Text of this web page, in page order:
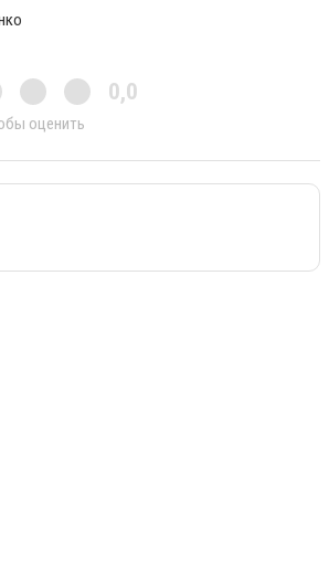
0,0
оценить